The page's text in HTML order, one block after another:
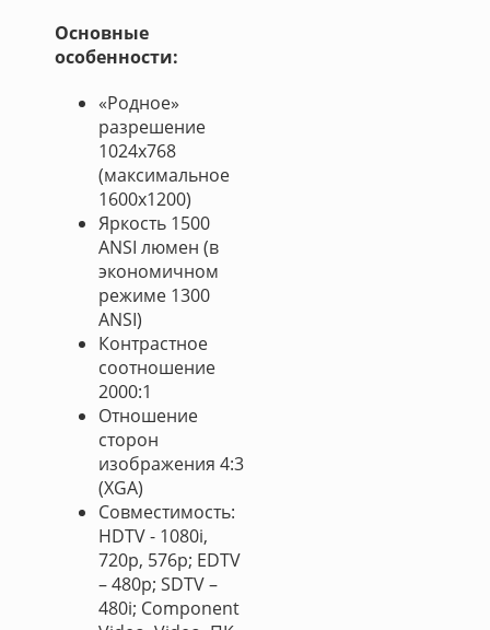
Основные
особенности:
«Родное»
разрешение
1024x768
(максимальное
1600x1200)
Яркость 1500
ANSI люмен (в
экономичном
режиме 1300
ANSI)
Контрастное
соотношение
2000:1
Отношение
сторон
изображения 4:3
(XGA)
Совместимость:
HDTV - 1080i,
720p, 576p; EDTV
– 480p; SDTV –
480i; Component